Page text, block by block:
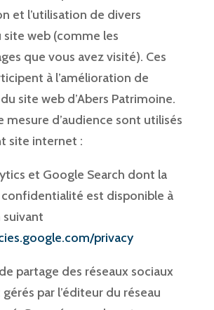
et l’utilisation de divers
web (comme les
que vous avez visité). Ces
à l’amélioration de
site web d’Abers Patrimoine.
mesure d’audience sont utilisés
site internet :
et Google Search dont la
est disponible à
suivant
privacy
partage des réseaux sociaux
par l’éditeur du réseau